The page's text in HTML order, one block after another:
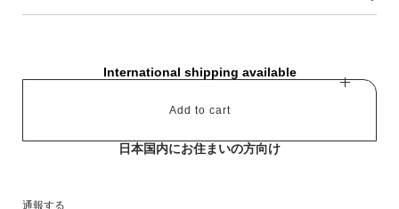
International shipping available
Add to cart
日本国内にお住まいの方向け
通報する